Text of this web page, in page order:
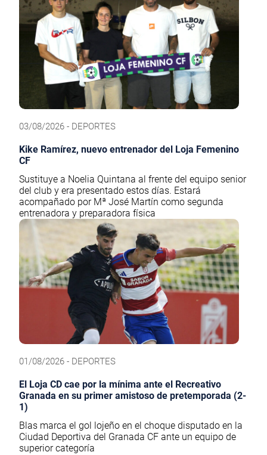
03/08/2026 - DEPORTES
Kike Ramírez, nuevo entrenador del Loja Femenino
CF
Sustituye a Noelia Quintana al frente del equipo senior
del club y era presentado estos días. Estará
acompañado por Mª José Martín como segunda
entrenadora y preparadora física
01/08/2026 - DEPORTES
El Loja CD cae por la mínima ante el Recreativo
Granada en su primer amistoso de pretemporada (2-
1)
Blas marca el gol lojeño en el choque disputado en la
Ciudad Deportiva del Granada CF ante un equipo de
superior categoría